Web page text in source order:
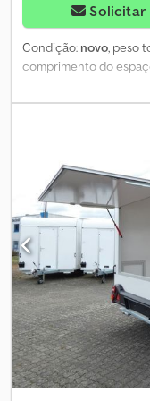
Solicitar
Condição: novo, peso
comprimento do
,
Reboque para feiras e
0566 para consultas.
eixo rebocável,
telescópicos * Pneus
roda de apoio *
sanduíche de poliéster
pintados de branco *
espessura * Porta com
da marcha * Escada
encaixáveis dos dois
bandeiras Dedpfx
para documentação
enviada por carta
pagamento (parcial ou
favor, agende sua